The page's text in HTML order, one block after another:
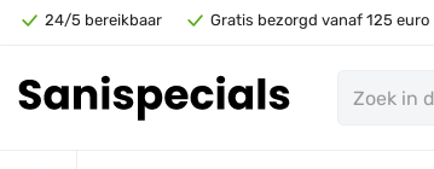
24/5 bereikbaar Gratis bezorgd vanaf 125 euro